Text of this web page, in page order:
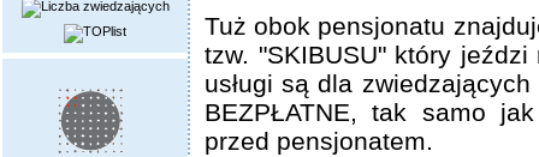
Tuż obok pensjonatu
tzw. "SKIBUSU" który
usługi są dla
BEZPŁATNE, tak samo
przed pensjonatem.